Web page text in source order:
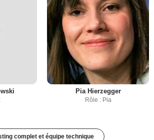
Pia Hierzegger
Rôle : Pia
complet et équipe technique